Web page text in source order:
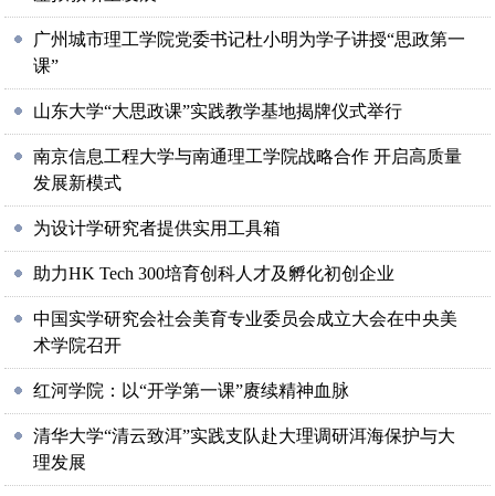
广州城市理工学院党委书记杜小明为学子讲授“思政第一
课”
山东大学“大思政课”实践教学基地揭牌仪式举行
南京信息工程大学与南通理工学院战略合作 开启高质量
发展新模式
为设计学研究者提供实用工具箱
助力HK Tech 300培育创科人才及孵化初创企业
中国实学研究会社会美育专业委员会成立大会在中央美
术学院召开
红河学院：以“开学第一课”赓续精神血脉
清华大学“清云致洱”实践支队赴大理调研洱海保护与大
理发展